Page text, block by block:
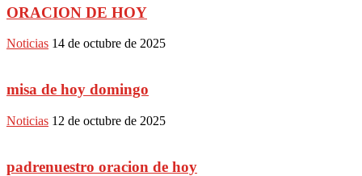
ORACION DE HOY
Noticias 14 de octubre de 2025
misa de hoy domingo
Noticias 12 de octubre de 2025
padrenuestro oracion de hoy